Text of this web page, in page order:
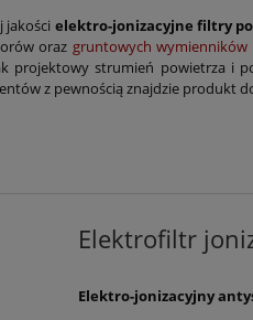
jakości elektro-jonizacyjne filtry
oraz gruntowych wymienników
projektowy strumień powietrza i
z pewnością znajdzie produkt
Elektrofiltr
Elektro-jonizacyjny